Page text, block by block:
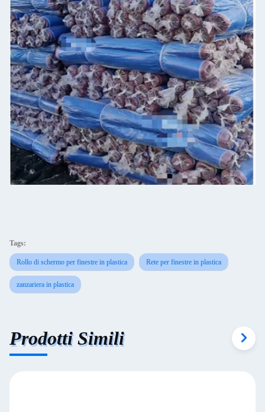
Tags:
Rollo di schermo per finestre in plastica Rete per finestre in plastica
zanzariera in plastica
Prodotti Simili